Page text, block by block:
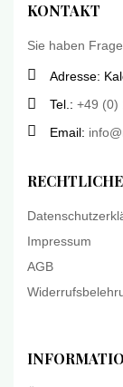
KONTAKT
Sie haben
Adresse:
Tel.: +49 (0)
Email:
Impressum
AGB